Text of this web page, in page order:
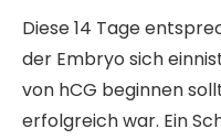
Diese 14 Tage
der Embryo sich
von hCG beginnen
erfolgreich war. Ein